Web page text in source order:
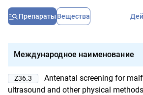
Препараты Вещества
Международное наименование
Z36.3
Antenatal screening for
ultrasound and other physical methods